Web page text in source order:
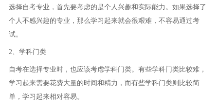
选择自考专业，首先要考虑的是个人兴趣和实际能力。如果选择了
个人不感兴趣的专业，那么学习起来就会很艰难，不容易通过考
试。
2、学科门类
自考在选择专业时，也应该考虑学科门类。有些学科门类比较难，
学习起来需要花费大量的时间和精力，而有些学科门类则比较简
单，学习起来相对容易。